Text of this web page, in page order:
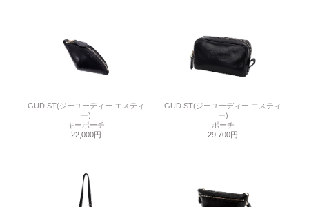
GUD ST(ジーユーディー エスティ
ー)
キーポーチ
22,000円
GUD ST(ジーユーディー エスティ
ー)
ポーチ
29,700円